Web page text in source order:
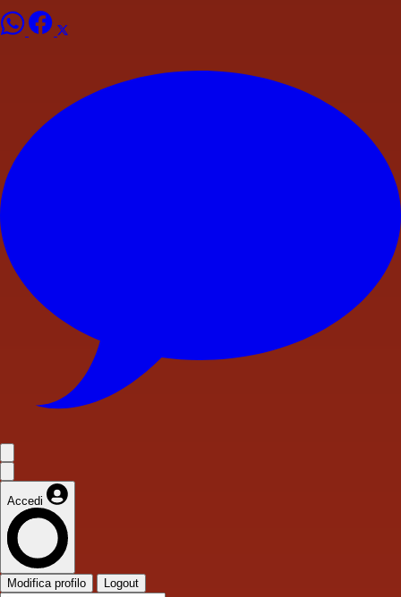
Accedi
Modifica profilo Logout